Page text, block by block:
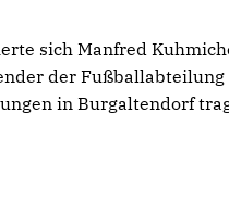
sich Manfred
der Fußballabteilung
in Burgaltendorf